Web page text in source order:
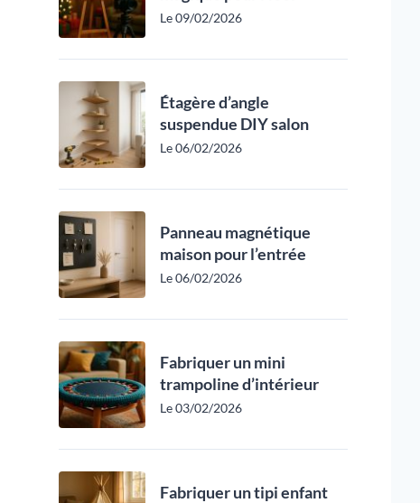
Le 09/02/2026
Étagère d’angle
suspendue DIY salon
Le 06/02/2026
Panneau magnétique
maison pour l’entrée
Le 06/02/2026
Fabriquer un mini
trampoline d’intérieur
Le 03/02/2026
Fabriquer un tipi enfant